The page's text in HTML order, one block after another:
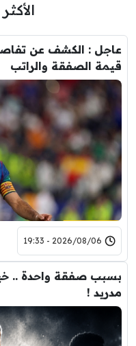
عاجل : الكشف عن
قيمة الصفقة والراتب
2026/08/06 - 19:33
بسبب صفقة واحدة ..
مدريد !